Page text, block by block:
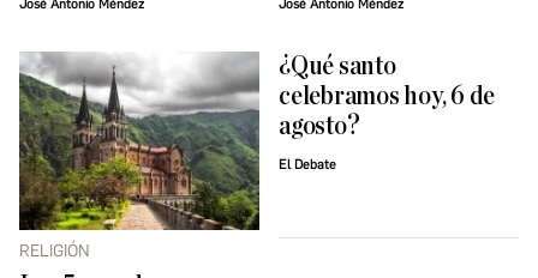
José Antonio Méndez José Antonio Méndez
RELIGIÓN
¿Qué santo
celebramos hoy, 6 de
agosto?
El Debate